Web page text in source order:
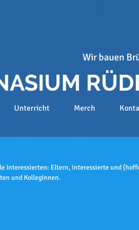
Wir bauen
Unterricht Merch
Interessierten: Eltern, interessierte und
und KollegInnen.